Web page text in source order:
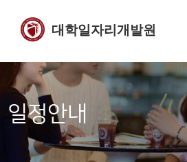
대학일자리개발원
일정안내